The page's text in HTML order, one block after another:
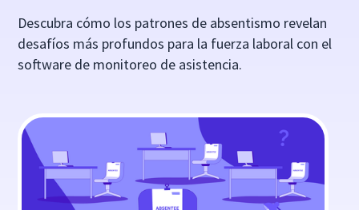
Descubra cómo los patrones de absentismo revelan
desafíos más profundos para la fuerza laboral con el
software de monitoreo de asistencia.